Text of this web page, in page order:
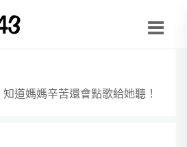
道媽媽辛苦還會點歌給她聽！